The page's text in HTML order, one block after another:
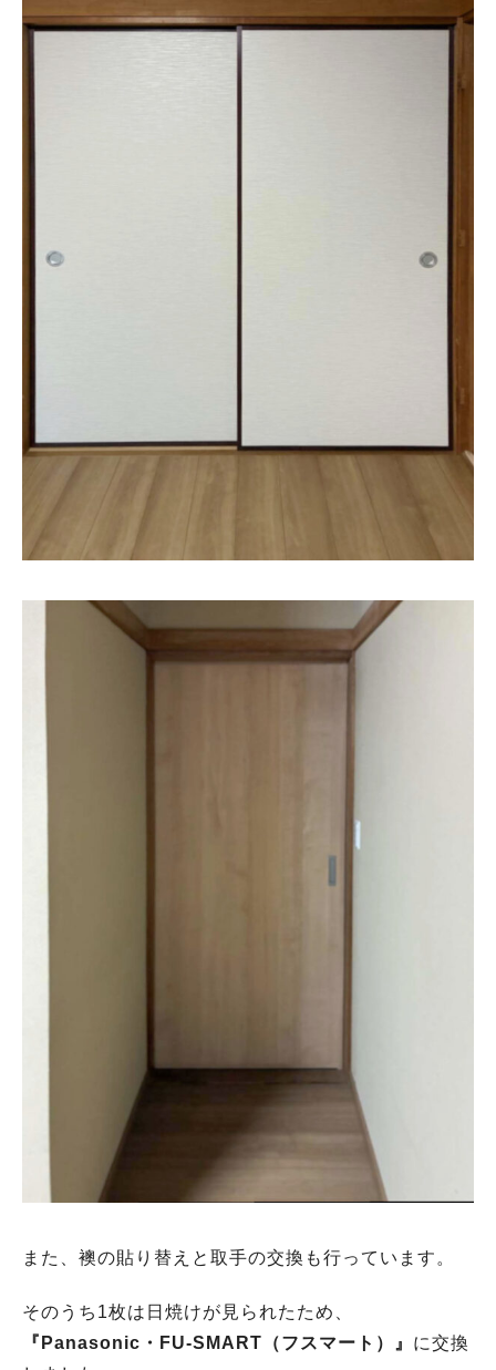
また、襖の貼り替えと取手の交換も行っています。
そのうち1枚は日焼けが見られたため、
『Panasonic・FU-SMART（フスマート）』 に交換